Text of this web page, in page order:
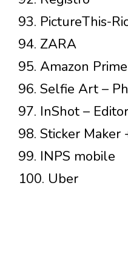
93. PictureThis-
94. ZARA
95. Amazon
96. Selfie Art –
97. InShot –
98. Sticker Maker
99. INPS mobile
100. Uber